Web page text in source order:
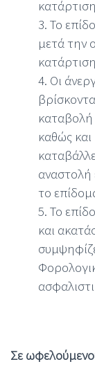
3. Το
μετά την
4. Οι
καταβολή
καθώς
αναστολή
το
5. Το
και
Σε